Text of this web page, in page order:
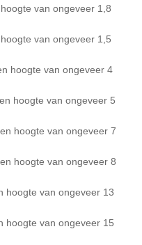
van ongeveer 1,8
van ongeveer 1,5
hoogte van ongeveer 4
hoogte van ongeveer 5
hoogte van ongeveer 7
hoogte van ongeveer 8
hoogte van ongeveer 13
hoogte van ongeveer 15